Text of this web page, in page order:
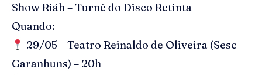
Show Riáh – Turnê do Disco Retinta
Quando:
29/05 – Teatro Reinaldo de Oliveira (Sesc
Garanhuns) – 20h